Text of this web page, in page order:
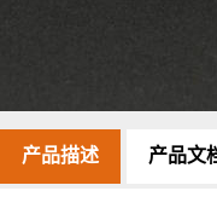
产品描述 产品文